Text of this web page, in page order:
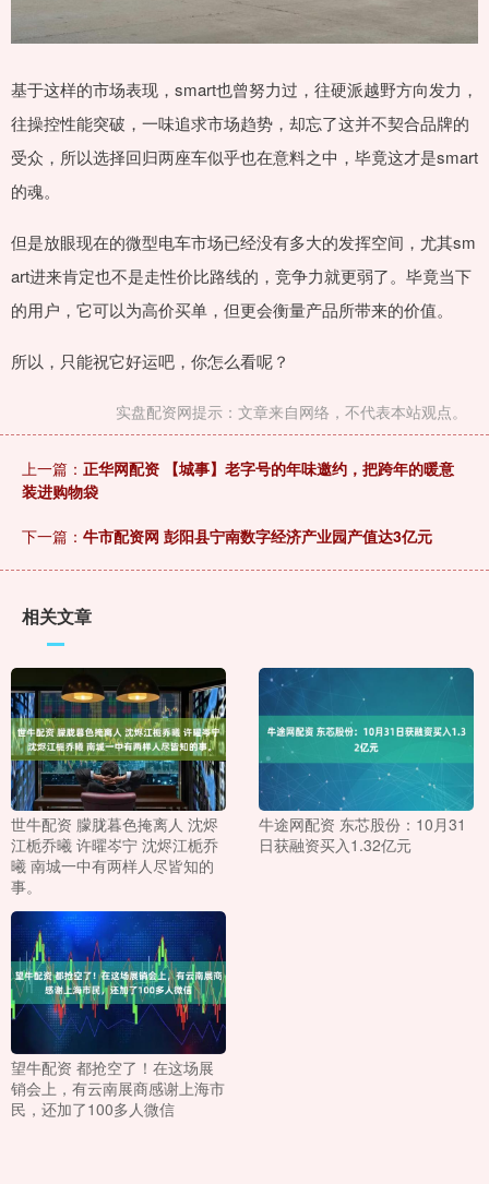
基于这样的市场表现，smart也曾努力过，往硬派越野方向发力，
往操控性能突破，一味追求市场趋势，却忘了这并不契合品牌的
受众，所以选择回归两座车似乎也在意料之中，毕竟这才是smart
的魂。
但是放眼现在的微型电车市场已经没有多大的发挥空间，尤其sm
art进来肯定也不是走性价比路线的，竞争力就更弱了。毕竟当下
的用户，它可以为高价买单，但更会衡量产品所带来的价值。
所以，只能祝它好运吧，你怎么看呢？
实盘配资网提示：文章来自网络，不代表本站观点。
上一篇： 正华网配资 【城事】老字号的年味邀约，把跨年的暖意
装进购物袋
下一篇： 牛市配资网 彭阳县宁南数字经济产业园产值达3亿元
相关文章
世牛配资 朦胧暮色掩离人 沈烬
江栀乔曦 许曜岑宁 沈烬江栀乔
曦 南城一中有两样人尽皆知的
事。
牛途网配资 东芯股份：10月31
日获融资买入1.32亿元
望牛配资 都抢空了！在这场展
销会上，有云南展商感谢上海市
民，还加了100多人微信